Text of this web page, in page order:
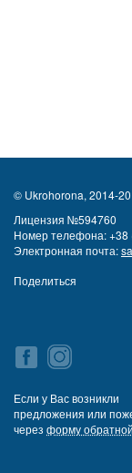
© Ukrohorona, 2014-
Лицензия №594760
Номер телефона:+38
Электронная почта:
Поделиться
Если у Вас возникли
предложения или
через форму